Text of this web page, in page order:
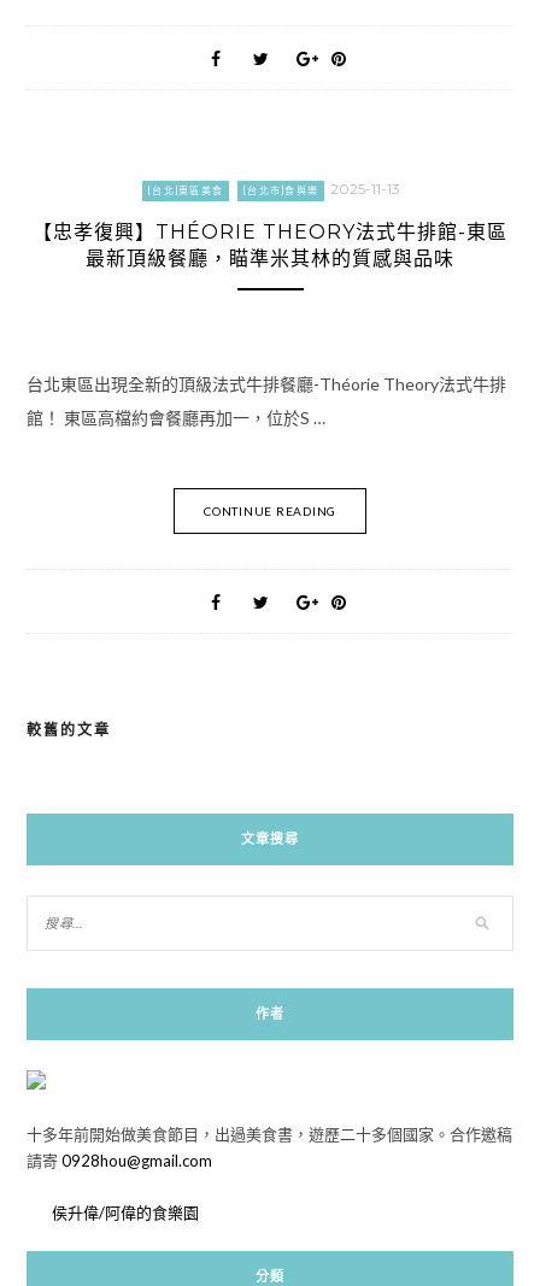
[台北]東區美食 [台北市]食與樂 2025-11-13
【忠孝復興】THÉORIE THEORY法式牛排館-東區
最新頂級餐廳，瞄準米其林的質感與品味
台北東區出現全新的頂級法式牛排餐廳-Théorie Theory法式牛排
館！ 東區高檔約會餐廳再加一，位於S …
CONTINUE READING
文
導
覽
較舊的文章
文章搜尋
作者
十多年前開始做美食節目，出過美食書，遊歷二十多個國家。合作邀稿
請寄0928hou@gmail.com
侯升偉/阿偉的食樂園
分類